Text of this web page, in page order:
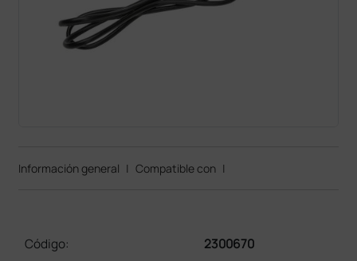
Información general | Compatible con |
Código:
2300670